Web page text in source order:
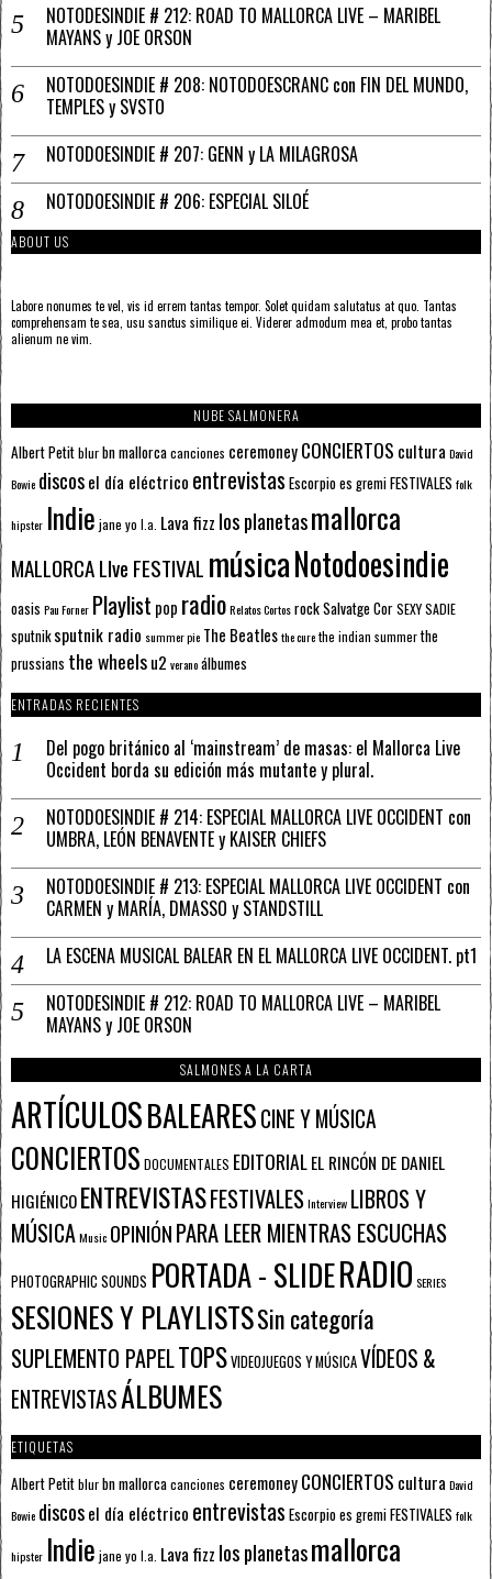
NOTODESINDIE # 212: ROAD TO MALLORCA LIVE – MARIBEL
MAYANS y JOE ORSON
NOTODOESINDIE # 208: NOTODOESCRANC con FIN DEL MUNDO,
TEMPLES y SVSTO
NOTODOESINDIE # 207: GENN y LA MILAGROSA
NOTODOESINDIE # 206: ESPECIAL SILOÉ
ABOUT US
Labore nonumes te vel, vis id errem tantas tempor. Solet quidam salutatus at quo. Tantas
comprehensam te sea, usu sanctus similique ei. Viderer admodum mea et, probo tantas
alienum ne vim.
NUBE SALMONERA
Albert Petitblurbn mallorcacanciones ceremoneyCONCIERTOS cultura David
Bowie discosel día eléctrico entrevistas Escorpioes gremiFESTIVALES folk
hipster Indie jane yo l.a. Lava fizz los planetasmallorca
MALLORCA LIve FESTIVAL músicaNotodoesindie
oasis Pau Forner Playlist pop radioRelatos CortosrockSalvatge CorSEXY SADIE
sputnik sputnik radio summer pie The Beatlesthe curethe indian summerthe
prussians the wheelsu2 veranoálbumes
ENTRADAS RECIENTES
Del pogo británico al ‘mainstream’ de masas: el Mallorca Live
Occident borda su edición más mutante y plural.
NOTODOESINDIE # 214: ESPECIAL MALLORCA LIVE OCCIDENT con
UMBRA, LEÓN BENAVENTE y KAISER CHIEFS
NOTODOESINDIE # 213: ESPECIAL MALLORCA LIVE OCCIDENT con
CARMEN y MARÍA, DMASSO y STANDSTILL
LA ESCENA MUSICAL BALEAR EN EL MALLORCA LIVE OCCIDENT. pt1
NOTODESINDIE # 212: ROAD TO MALLORCA LIVE – MARIBEL
MAYANS y JOE ORSON
SALMONES A LA CARTA
ARTÍCULOSBALEARESCINE Y MÚSICA
CONCIERTOS DOCUMENTALES EDITORIALEL RINCÓN DE DANIEL
HIGIÉNICOENTREVISTASFESTIVALESInterview LIBROS Y
MÚSICAMusic OPINIÓNPARA LEER MIENTRAS ESCUCHAS
PHOTOGRAPHIC SOUNDS PORTADA - SLIDERADIO SERIES
SESIONES Y PLAYLISTSSin categoría
SUPLEMENTO PAPELTOPSVIDEOJUEGOS Y MÚSICAVÍDEOS &
ENTREVISTASÁLBUMES
ETIQUETAS
Albert Petitblurbn mallorcacanciones ceremoneyCONCIERTOS cultura David
Bowie discosel día eléctrico entrevistas Escorpioes gremiFESTIVALES folk
hipster Indie jane yo l.a. Lava fizz los planetasmallorca